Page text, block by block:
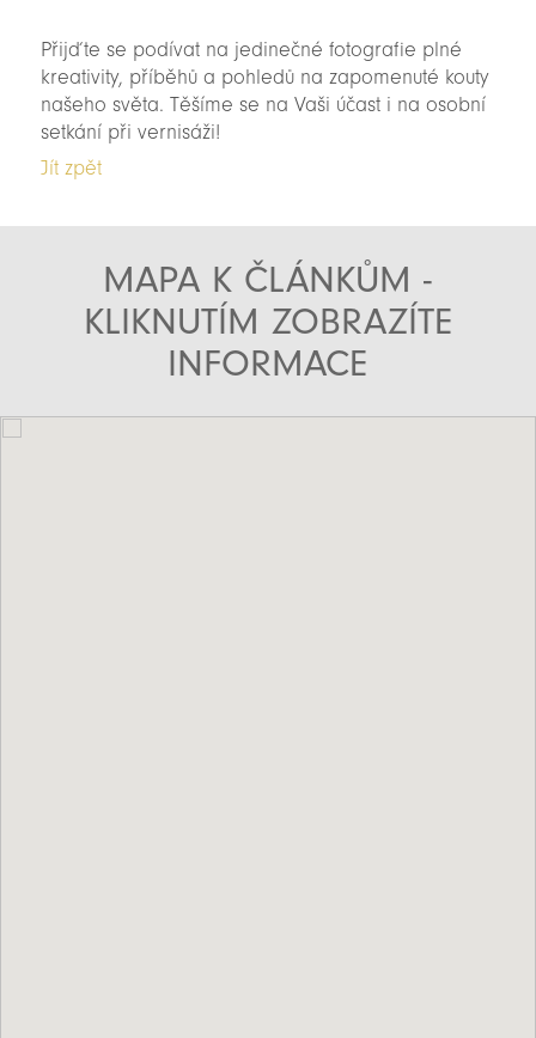
Přijďte se podívat na jedinečné fotografie plné
kreativity, příběhů a pohledů na zapomenuté kouty
našeho světa. Těšíme se na Vaši účast i na osobní
setkání při vernisáži!
Jít zpět
MAPA K ČLÁNKŮM -
KLIKNUTÍM ZOBRAZÍTE
INFORMACE